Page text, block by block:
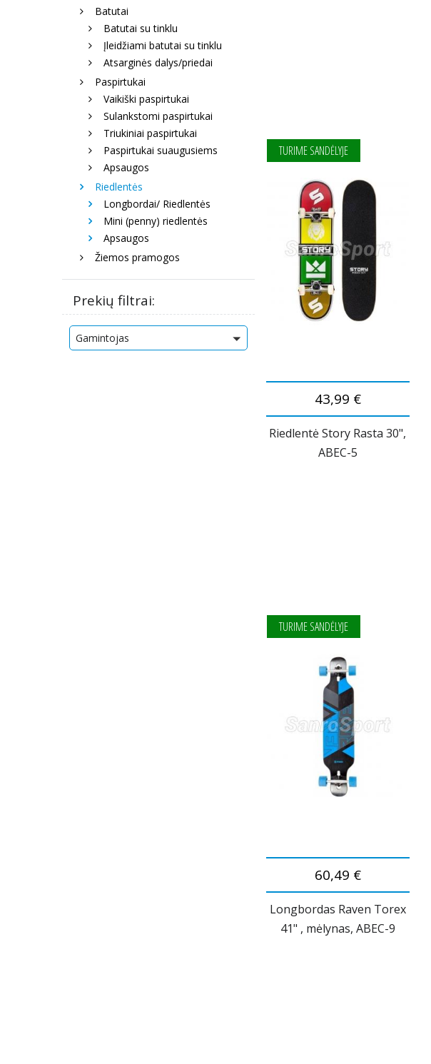
Batutai
Batutai su tinklu
Įleidžiami batutai su tinklu
Atsarginės dalys/priedai
Paspirtukai
Vaikiški paspirtukai
Sulankstomi paspirtukai
Triukiniai paspirtukai
Paspirtukai suaugusiems
Apsaugos
Riedlentės
Longbordai/ Riedlentės
Mini (penny) riedlentės
Apsaugos
Žiemos pramogos
Prekių filtrai:
Gamintojas
TURIME SANDĖLYJE
43,99 €
Riedlentė Story Rasta 30",
ABEC-5
TURIME SANDĖLYJE
60,49 €
Longbordas Raven Torex
41" , mėlynas, ABEC-9